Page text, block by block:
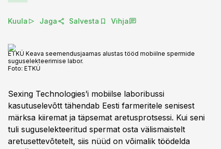
Kuula Jaga Salvesta Vihja
ETKÜ Keava seemendusjaamas alustas tööd mobiilne spermide
suguselekteerimise labor.
Foto: ETKÜ
Sexing Technologies’i mobiilse laboribussi
kasutuselevõtt tähendab Eesti farmeritele senisest
märksa kiiremat ja täpsemat aretusprotsessi. Kui seni
tuli suguselekteeritud spermat osta välismaistelt
aretusettevõtetelt, siis nüüd on võimalik töödelda